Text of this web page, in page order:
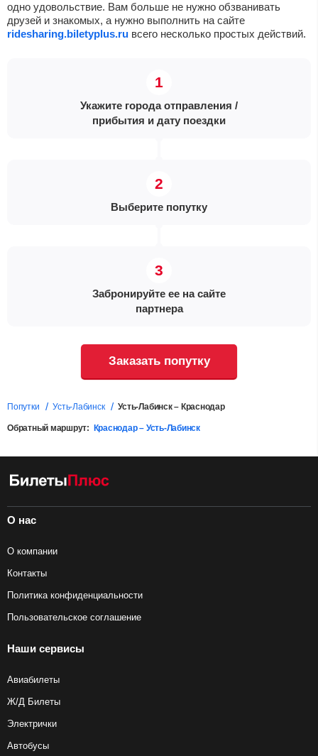
одно удовольствие. Вам больше не нужно обзванивать
друзей и знакомых, а нужно выполнить на сайте
ridesharing.biletyplus.ru всего несколько простых действий.
Укажите города отправления /
прибытия и дату поездки
Выберите попутку
Забронируйте ее на сайте
партнера
Заказать попутку
Попутки Усть-Лабинск Усть-Лабинск – Краснодар
Обратный маршрут: Краснодар – Усть-Лабинск
О нас
О компании
Контакты
Политика конфиденциальности
Пользовательское соглашение
Наши сервисы
Авиабилеты
Ж/Д Билеты
Электрички
Автобусы